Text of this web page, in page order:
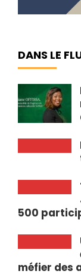
DANS LE
500
méfier des